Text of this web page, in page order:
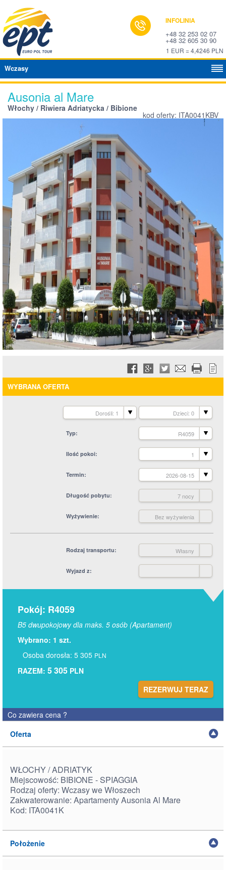
INFOLINIA
+48 32 253 02 07
+48 32 605 30 90
1 EUR = 4,4246 PLN
Wczasy
Ausonia al Mare
Włochy / Riwiera Adriatycka / Bibione
kod oferty: ITA0041KBV
WYBRANA OFERTA
Dorośli: 1 Dzieci: 0
Typ R4059
Ilość pokoi 1
Termin 2026-08-15
Długość pobytu 7 nocy
Wyżywienie Bez wyżywienia
Rodzaj transportu Własny
Wyjazd z
Pokój: R4059
B5 dwupokojowy dla maks. 5 osób (Apartament)
Wybrano: 1 szt.
Osoba dorosła: 5 305 PLN
RAZEM: 5 305 PLN
REZERWUJ TERAZ
Co zawiera cena ?
Oferta
WŁOCHY / ADRIATYK
Miejscowość: BIBIONE - SPIAGGIA
Rodzaj oferty: Wczasy we Włoszech
Zakwaterowanie: Apartamenty Ausonia Al Mare
Kod: ITA0041K
Położenie